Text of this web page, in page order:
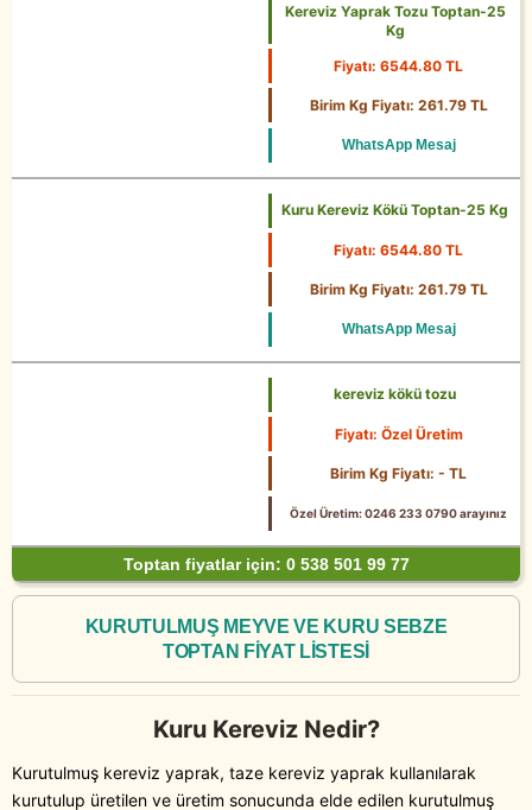
Kereviz Yaprak Tozu Toptan-25
Kg
Fiyatı: 6544.80 TL
Birim Kg Fiyatı: 261.79 TL
WhatsApp Mesaj
Kuru Kereviz Kökü Toptan-25 Kg
Fiyatı: 6544.80 TL
Birim Kg Fiyatı: 261.79 TL
WhatsApp Mesaj
kereviz kökü tozu
Fiyatı: Özel Üretim
Birim Kg Fiyatı: - TL
Özel Üretim: 0246 233 0790 arayınız
Toptan fiyatlar için: 0 538 501 99 77
KURUTULMUŞ MEYVE VE KURU SEBZE
TOPTAN FİYAT LİSTESİ
Kuru Kereviz Nedir?
Kurutulmuş kereviz yaprak, taze kereviz yaprak kullanılarak
kurutulup üretilen ve üretim sonucunda elde edilen kurutulmuş